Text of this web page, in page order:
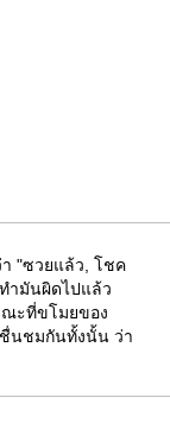
"ซวยแล้ว, โชค
ำมันผิดไปแล้ว
ะที่ขโมยของ
นชมกันทั้งนั้น ว่า